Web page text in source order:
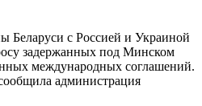
Беларуси с Россией и Украиной
задержанных под Минском
международных соглашений.
администрация